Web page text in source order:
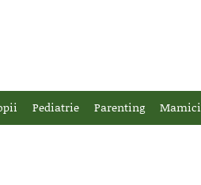
Pediatrie Parenting Mamici